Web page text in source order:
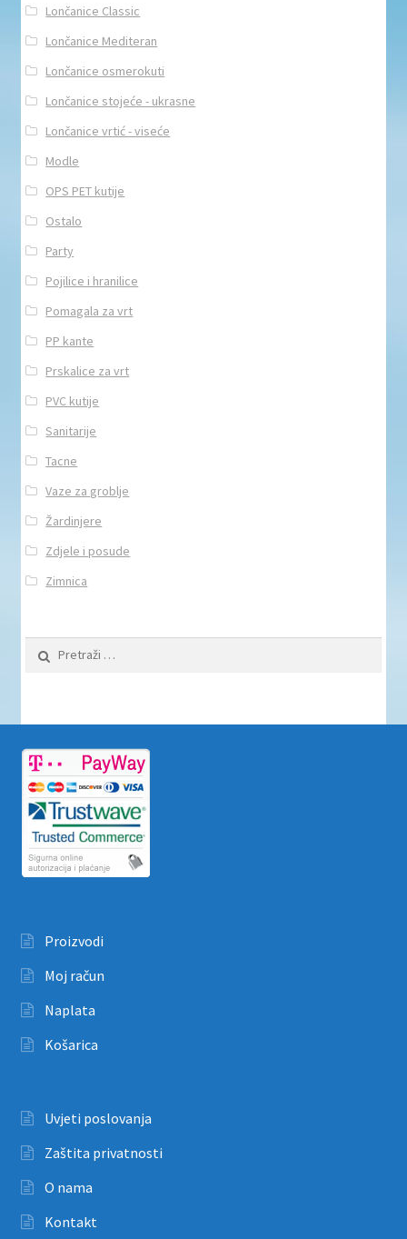
Lončanice Classic
Lončanice Mediteran
Lončanice osmerokuti
Lončanice stojeće - ukrasne
Lončanice vrtić - viseće
Modle
OPS PET kutije
Ostalo
Party
Pojilice i hranilice
Pomagala za vrt
PP kante
Prskalice za vrt
PVC kutije
Sanitarije
Tacne
Vaze za groblje
Žardinjere
Zdjele i posude
Zimnica
Pretraži:
Proizvodi
Moj račun
Naplata
Košarica
Uvjeti poslovanja
Zaštita privatnosti
O nama
Kontakt